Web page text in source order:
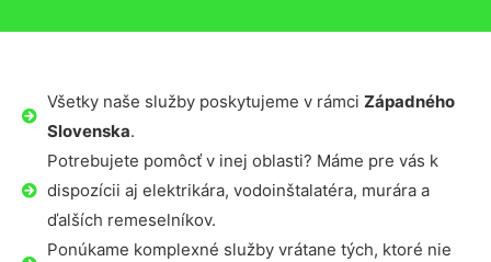
Všetky naše služby poskytujeme v rámci Západného
Slovenska.
Potrebujete pomôcť v inej oblasti? Máme pre vás k
dispozícii aj elektrikára, vodoinštalatéra, murára a
ďalších remeselníkov.
Ponúkame komplexné služby vrátane tých, ktoré nie